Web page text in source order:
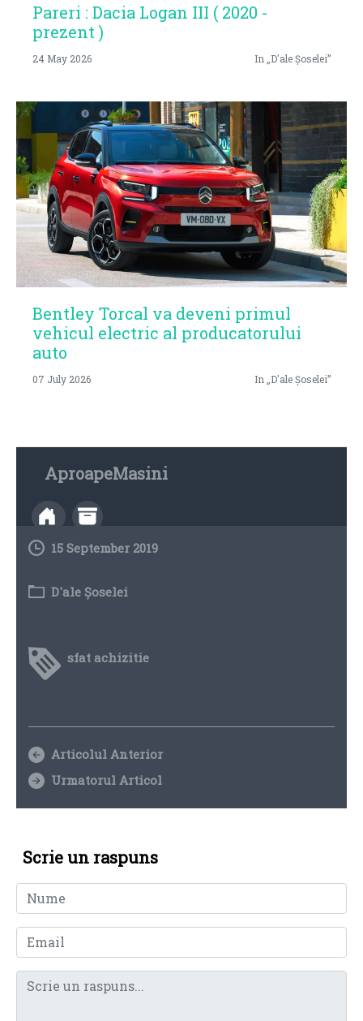
Pareri : Dacia Logan III ( 2020 -
prezent )
24 May 2026 In „D'ale Șoselei”
Bentley Torcal va deveni primul
vehicul electric al producatorului
auto
07 July 2026 In „D'ale Șoselei”
AproapeMasini
15 September 2019
D'ale Șoselei
sfat achizitie
Articolul Anterior
Urmatorul Articol
Scrie un raspuns